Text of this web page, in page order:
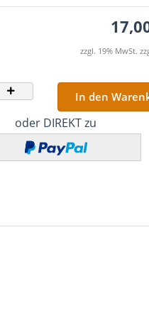
zzgl. 19% MwSt.
oder DIREKT zu